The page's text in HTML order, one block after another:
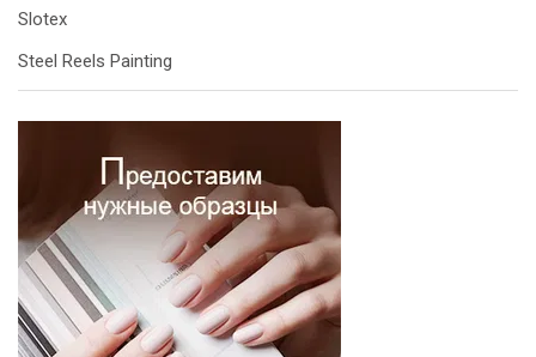
Slotex
Steel Reels Painting